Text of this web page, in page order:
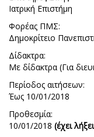
Ιατρική Επιστήμη
Φορέας ΠΜΣ:
Δημοκρίτειο
Δίδακτρα:
Με δίδακτρα (Για
Περίοδος αιτήσεων:
Έως 10/01/2018
Προθεσμία:
10/01/2018 (έχει